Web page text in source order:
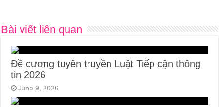
Bài viết liên quan
Đề cương tuyên truyền Luật Tiếp cận thông
tin 2026
June 9, 2026